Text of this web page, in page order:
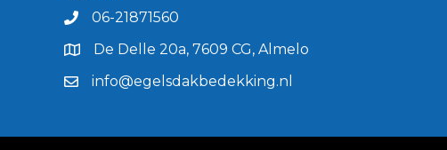
06-21871560
De Delle 20a, 7609 CG, Almelo
info@egelsdakbedekking.nl